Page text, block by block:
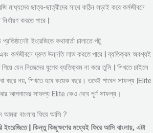
মাধ্যমের ছাত্র-ছাত্রীদের সাথে কঠিন লড়াই করে কর্মজীবনে
করতে পারে |
ইংরেজিতে কথাবার্তা চালাতে পটু
কর্মজীবনে দ্রুত উন্নতি লাভ করতে পারে | ব্যতিক্রম অবশ্যই
যেন নিজেদের যুগের ব্যতিক্রম না করে তুলি | শিখতে চাইলে
বছর নয়, শিখতে হবে কয়েক বছর। তবেই পাবেন সাফল্য |Elite
আর আপনাদের সাফল্য Elite কেও দেবে পূর্ণ সাফল্য।
আমরা বাংলায় ফিরে আসি ?
| কিন্তু কিছুক্ষণের মধ্যেই ফিরে আসি বাংলায়, এটা